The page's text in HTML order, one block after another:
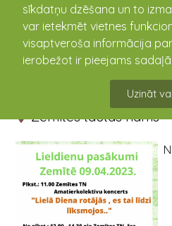
sīkdatņu dzēšana un to
var ietekmēt vietnes
visaptveroša informācija
ierobežot ir pieejams
Uzināt
Lieldienu
09.04.2023 11:00 - 16:00
Zemītes tautas nams